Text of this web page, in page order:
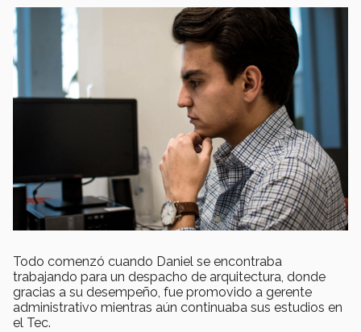
Todo comenzó cuando Daniel se encontraba
trabajando para un despacho de arquitectura, donde
gracias a su desempeño, fue promovido a gerente
administrativo mientras aún continuaba sus estudios en
el Tec.